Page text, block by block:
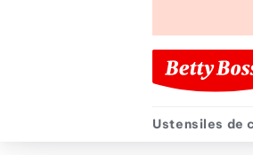
Menu
Ustensiles de